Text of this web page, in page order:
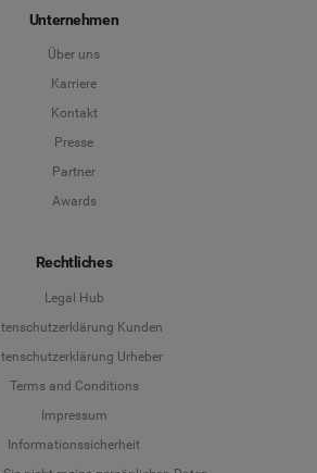
Unternehmen
Über uns
Karriere
Kontakt
Presse
Partner
Awards
Rechtliches
Legal Hub
Kunden
Urheber
Terms and Conditions
Impressum
Informationssicherheit
Deutsch